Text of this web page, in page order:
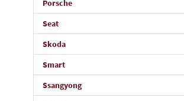
Porsche
Seat
Skoda
Smart
Ssangyong